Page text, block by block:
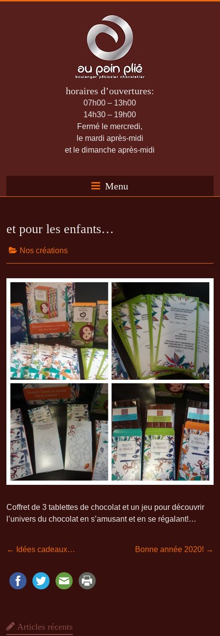
horaires d’ouvertures:
07h00 – 13h00
14h30 – 19h00
Fermé le mercredi,
le mardi après-midi
et le dimanche après-midi
Menu
et pour les enfants…
Nos créations
Coffret de 3 tablettes de chocolat et un jeu pour découvrir
l’univers du chocolat en s’amusant et en se régalant!…
← Idées cadeaux… Bonne année 2020! →
Articles récents